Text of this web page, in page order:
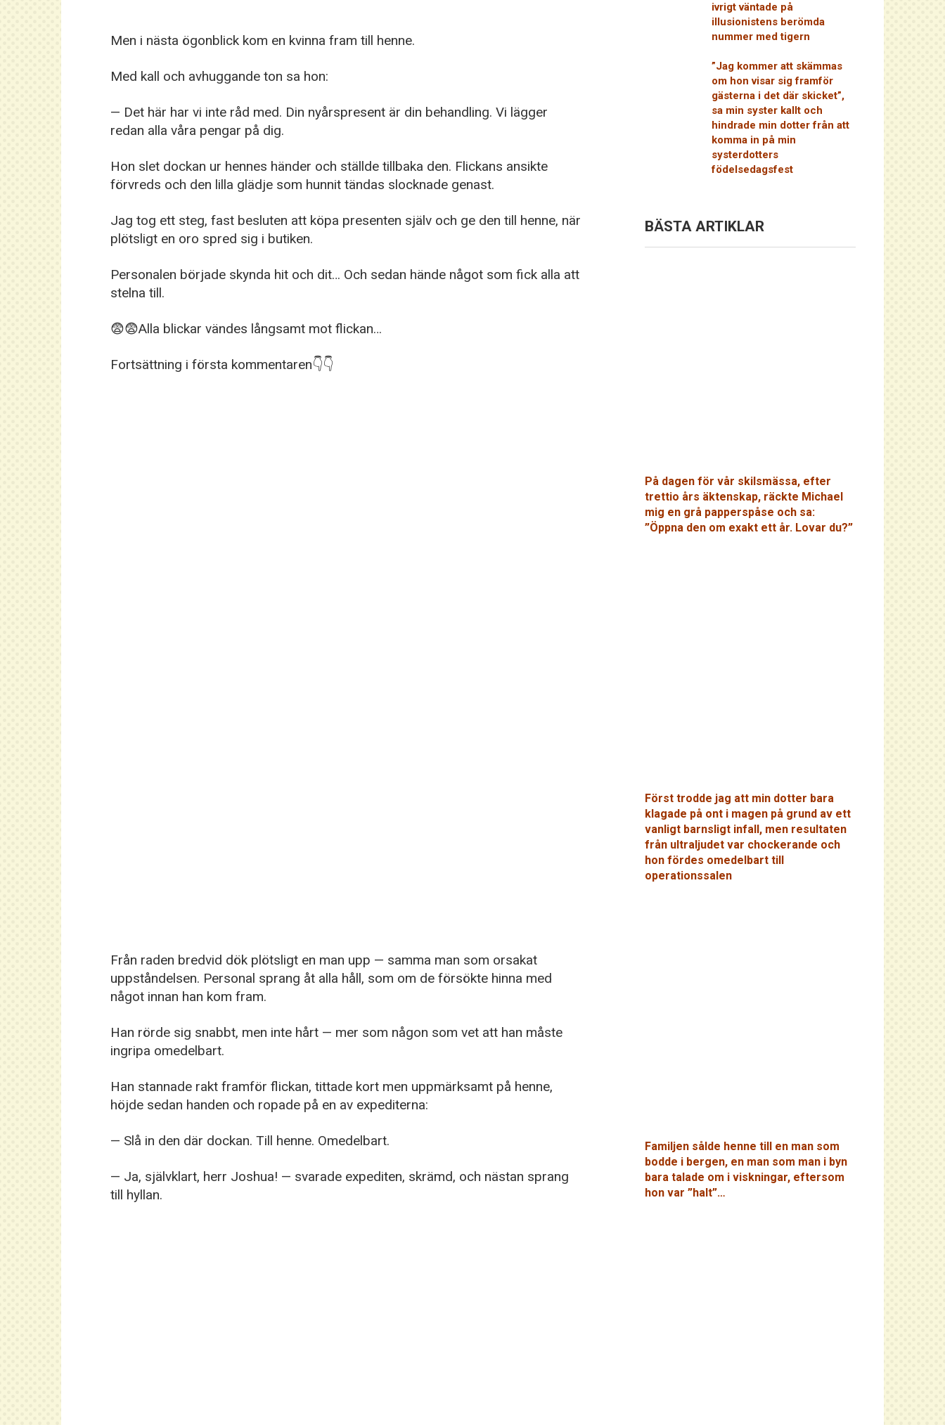
Men i nästa ögonblick kom en kvinna fram till henne.
Med kall och avhuggande ton sa hon:
— Det här har vi inte råd med. Din nyårspresent är din behandling. Vi lägger
redan alla våra pengar på dig.
Hon slet dockan ur hennes händer och ställde tillbaka den. Flickans ansikte
förvreds och den lilla glädje som hunnit tändas slocknade genast.
Jag tog ett steg, fast besluten att köpa presenten själv och ge den till henne, när
plötsligt en oro spred sig i butiken.
Personalen började skynda hit och dit… Och sedan hände något som fick alla att
stelna till.
😨😨Alla blickar vändes långsamt mot flickan…
Fortsättning i första kommentaren👇👇
Från raden bredvid dök plötsligt en man upp — samma man som orsakat
uppståndelsen. Personal sprang åt alla håll, som om de försökte hinna med
något innan han kom fram.
Han rörde sig snabbt, men inte hårt — mer som någon som vet att han måste
ingripa omedelbart.
Han stannade rakt framför flickan, tittade kort men uppmärksamt på henne,
höjde sedan handen och ropade på en av expediterna:
— Slå in den där dockan. Till henne. Omedelbart.
— Ja, självklart, herr Joshua! — svarade expediten, skrämd, och nästan sprang
till hyllan.
ivrigt väntade på
illusionistens berömda
nummer med tigern
”Jag kommer att skämmas
om hon visar sig framför
gästerna i det där skicket”,
sa min syster kallt och
hindrade min dotter från att
komma in på min
systerdotters
födelsedagsfest
BÄSTA ARTIKLAR
På dagen för vår skilsmässa, efter
trettio års äktenskap, räckte Michael
mig en grå papperspåse och sa:
”Öppna den om exakt ett år. Lovar du?”
Först trodde jag att min dotter bara
klagade på ont i magen på grund av ett
vanligt barnsligt infall, men resultaten
från ultraljudet var chockerande och
hon fördes omedelbart till
operationssalen
Familjen sålde henne till en man som
bodde i bergen, en man som man i byn
bara talade om i viskningar, eftersom
hon var ”halt”…